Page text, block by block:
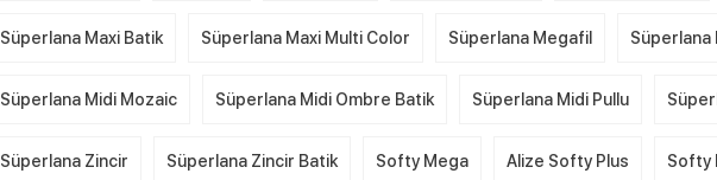
Süperlana Maxi Batik Süperlana Maxi Multi Color Süperlana Megafil Süperlana
Süperlana Midi Mozaic Süperlana Midi Ombre Batik Süperlana Midi Pullu
Süperlana Zincir Süperlana Zincir Batik Softy Mega Alize Softy Plus Softy